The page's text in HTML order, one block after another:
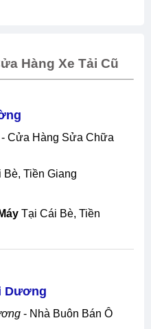
Hàng Xe Tải Cũ
- Cửa Hàng Sửa Chữa
Bè, Tiền Giang
Tại Cái Bè, Tiền
Dương
- Nhà Buôn Bán Ô